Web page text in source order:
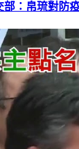
：帛琉對防